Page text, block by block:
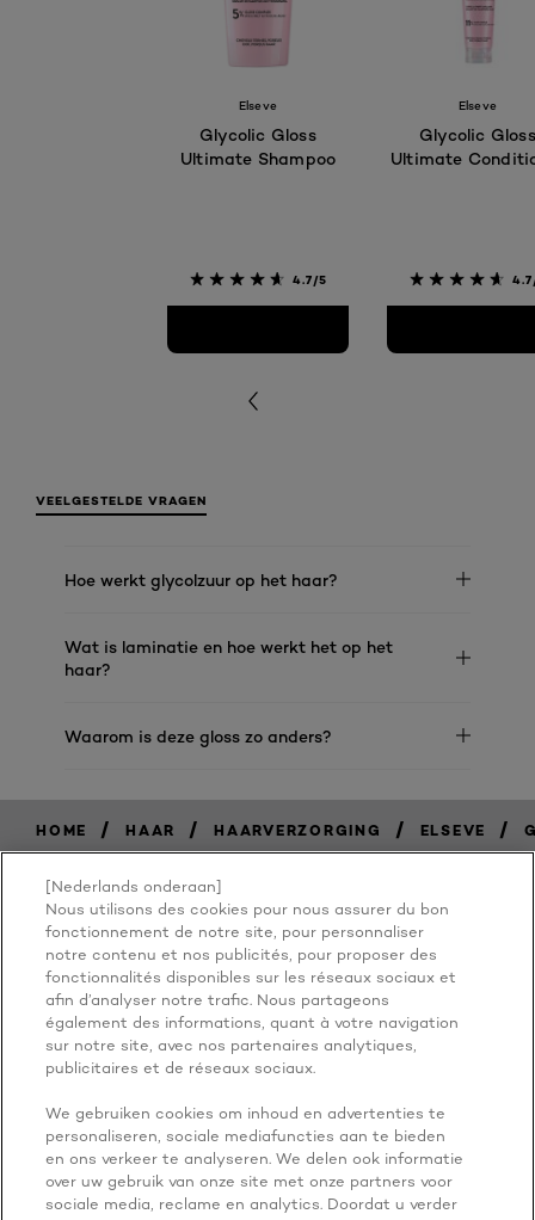
Elseve
Glycolic Gloss
Ultimate Shampoo​
4.7/5
Elseve
Glycolic Gloss
Ultimate
VEELGESTELDE VRAGEN
Hoe werkt glycolzuur op het haar?
Wat is laminatie en hoe werkt het op het
haar?
Waarom is deze gloss zo anders?
HOME / HAAR / HAARVERZORGING / ELSEVE /
BECAUSE
YOU'RE
WORTH IT
[Nederlands onderaan]
Nous utilisons des cookies pour nous assurer du bon
fonctionnement de notre site, pour personnaliser
notre contenu et nos publicités, pour proposer des
fonctionnalités disponibles sur les réseaux sociaux et
afin d’analyser notre trafic. Nous partageons
également des informations, quant à votre navigation
sur notre site, avec nos partenaires analytiques,
publicitaires et de réseaux sociaux.
We gebruiken cookies om inhoud en advertenties te
personaliseren, sociale mediafuncties aan te bieden
en ons verkeer te analyseren. We delen ook informatie
over uw gebruik van onze site met onze partners voor
sociale media, reclame en analytics. Doordat u verder